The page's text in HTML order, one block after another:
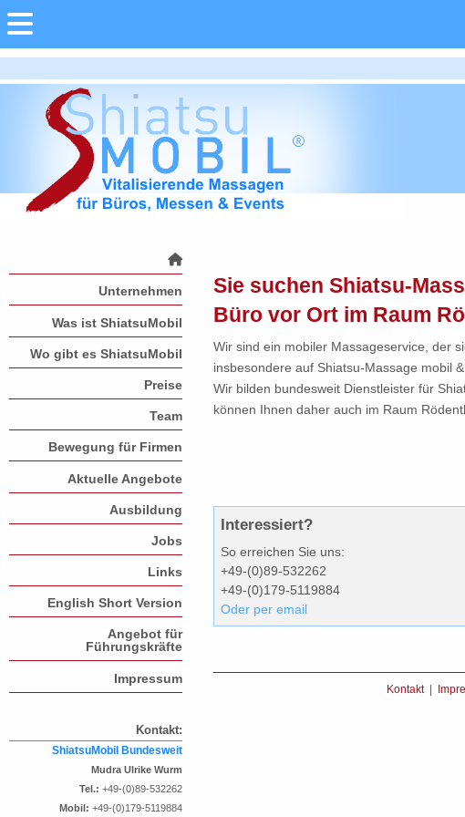
Unternehmen
Was ist ShiatsuMobil
Wo gibt es ShiatsuMobil
Preise
Team
Bewegung für Firmen
Aktuelle Angebote
Ausbildung
Jobs
Links
English Short Version
Angebot für
Führungskräfte
Impressum
Kontakt:
ShiatsuMobil Bundesweit
Mudra Ulrike Wurm
Tel.: +49-(0)89-532262
Mobil: +49-(0)179-5119884
Sie suchen Shiatsu-
Büro vor Ort im Raum
Wir sind ein mobiler Massageservice, der
insbesondere auf Shiatsu-Massage mobil
Wir bilden bundesweit Dienstleister für
können Ihnen daher auch im Raum
Interessiert?
So erreichen Sie uns:
+49-(0)89-532262
+49-(0)179-5119884
Oder per email
Kontakt|